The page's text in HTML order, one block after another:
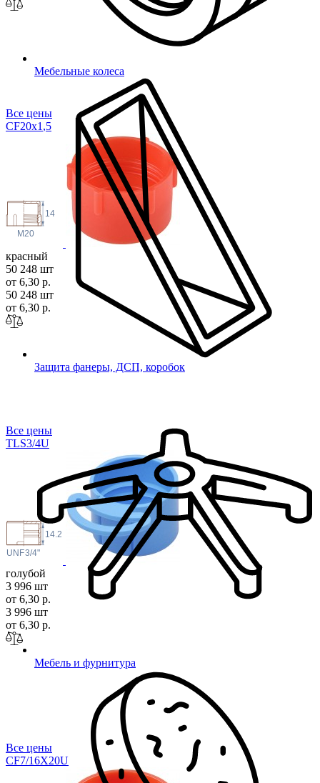
Мебельные колеса
Защита фанеры, ДСП, коробок
Мебель и фурнитура
Все цены
CF20x1 ,5
14
M20
красный
50 248 шт
от 6,30 р.
50 248 шт
от 6,30 р.
Все цены
TLS3/4U
14.2
UNF3/4"
голубой
3 996 шт
от 6,30 р.
3 996 шт
от 6,30 р.
Все цены
CF7/16X20U